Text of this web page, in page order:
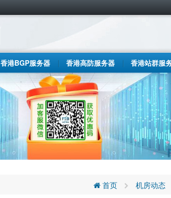
香港BGP服务器 香港高防服务器 香港站群服
首页 机房动态